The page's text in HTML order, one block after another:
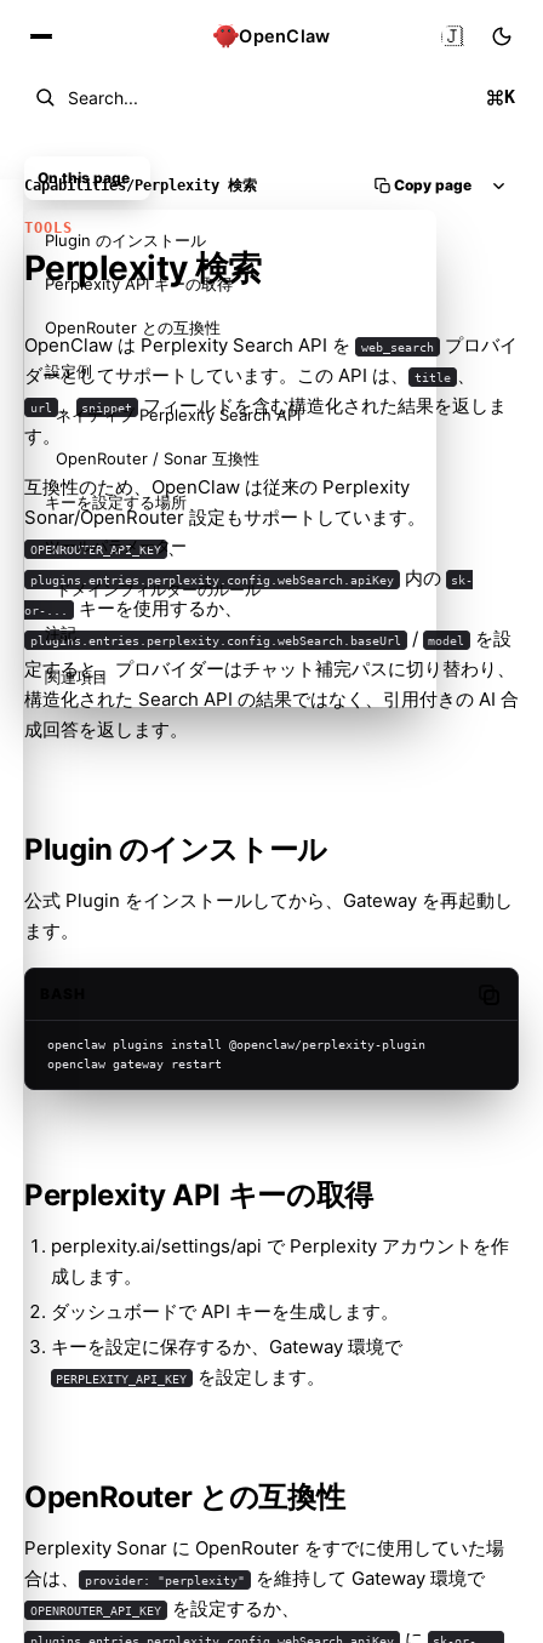
OpenClaw
Search... K
🇯🇵
Capabilities/Perplexity 検索 Copy page
TOOLS
Perplexity 検索
OpenClaw は Perplexity Search API を web_search プロバイ
ダーとしてサポートしています。この API は、
title 、
url 、 snippet フィールドを含む構造化された結果を返しま
す。
互換性のため、OpenClaw は従来の Perplexity
Sonar/OpenRouter 設定もサポートしています。
OPENROUTER_API_KEY 、
plugins.entries.perplexity.config.webSearch.apiKey 内の sk-
or-... キーを使用するか、
plugins.entries.perplexity.config.webSearch.baseUrl / model
を設
定すると、プロバイダーはチャット補完パスに切り替わり、
構造化された Search API の結果ではなく、引用付きの AI 合
成回答を返します。
Plugin のインストール
公式 Plugin をインストールしてから、Gateway を再起動し
ます。
openclaw plugins install @openclaw/perplexity-plugin
openclaw gateway restart
Perplexity API キーの取得
perplexity.ai/settings/api で Perplexity アカウントを作
成します。
ダッシュボードで API キーを生成します。
キーを設定に保存するか、Gateway 環境で
PERPLEXITY_API_KEY を設定します。
OpenRouter との互換性
Perplexity Sonar に OpenRouter をすでに使用していた場
合は、
provider: "perplexity" を維持して Gateway 環境で
OPENROUTER_API_KEY を設定するか、
On this page
Plugin のインストール
Perplexity API キーの取得
OpenRouter との互換性
設定例
ネイティブ Perplexity Search API
OpenRouter / Sonar 互換性
キーを設定する場所
ツールパラメーター
ドメインフィルターのルール
注記
関連項目